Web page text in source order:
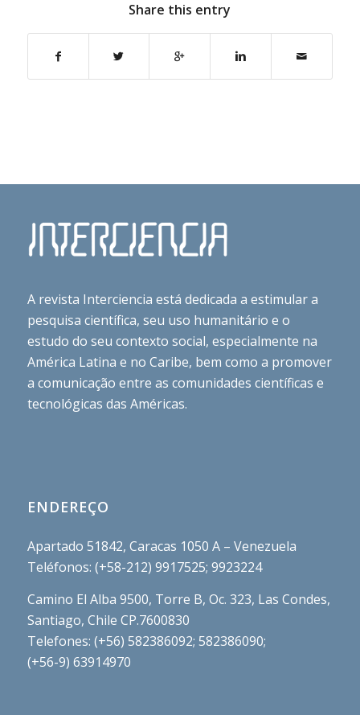
Share this entry
A revista Interciencia está dedicada a estimular a
pesquisa científica, seu uso humanitário e o
estudo do seu contexto social, especialmente na
América Latina e no Caribe, bem como a promover
a comunicação entre as comunidades científicas e
tecnológicas das Américas.
ENDEREÇO
Apartado 51842, Caracas 1050 A – Venezuela
Teléfonos: (+58-212) 9917525; 9923224
Camino El Alba 9500, Torre B, Oc. 323, Las Condes,
Santiago, Chile CP.7600830
Telefones: (+56) 582386092; 582386090;
(+56-9) 63914970